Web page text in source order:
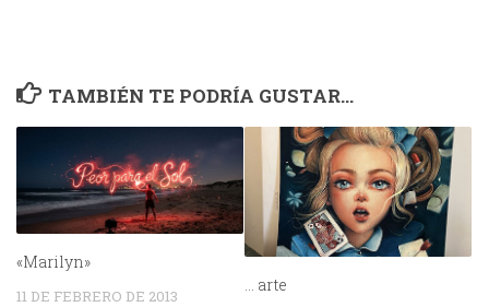
TAMBIÉN TE PODRÍA GUSTAR...
«Marilyn»
11 DE FEBRERO DE 2013
… arte